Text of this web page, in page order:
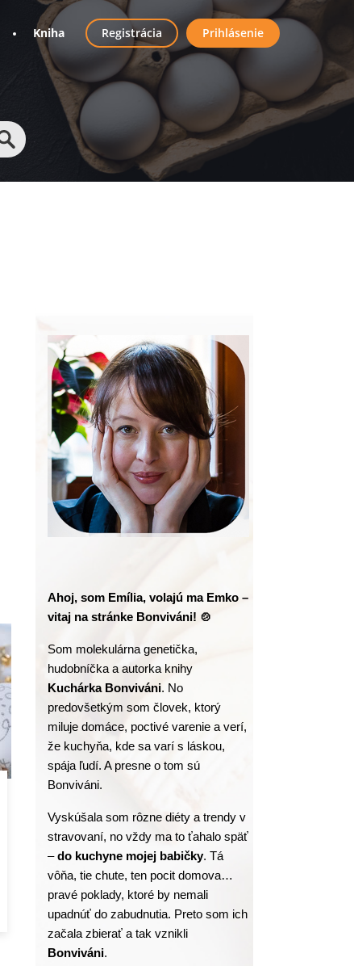
Kniha
User
account
menu
Registrácia Prihlásenie
Ahoj, som Emília, volajú ma Emko –
vitaj na stránke Bonviváni! 🍲
Som molekulárna genetička,
hudobníčka a autorka knihy
Kuchárka Bonviváni. No
predovšetkým som človek, ktorý
miluje domáce, poctivé varenie a verí,
že kuchyňa, kde sa varí s láskou,
spája ľudí. A presne o tom sú
Bonviváni.
Vyskúšala som rôzne diéty a trendy v
stravovaní, no vždy ma to ťahalo späť
– do kuchyne mojej babičky. Tá
vôňa, tie chute, ten pocit domova…
pravé poklady, ktoré by nemali
upadnúť do zabudnutia. Preto som ich
Bonviváni.